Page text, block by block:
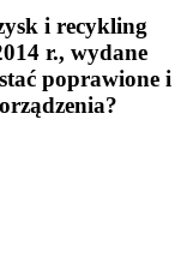
i recykling
r., wydane
poprawione i